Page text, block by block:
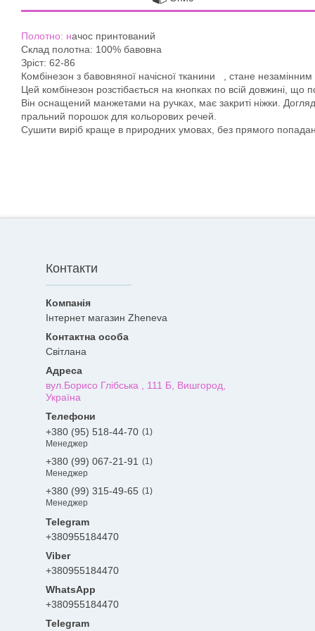
Полотно: начос принтований
Склад полотна: 100% бавовна
Зріст: 62-86
Комбінезон з бавовняної начісної тканини , стане
Цей комбінезон розстібається на кнопках по всій довжині, що
Він оснащений манжетами на ручках, має закриті ніжки.
пральний порошок для кольорових речей.
Сушити виріб краще в природних умовах, без прямого
Контакти
Інтернет магазин Zheneva
Світлана
вул.Борисо Глібська , 111 Б, Вишгород,
Україна
+380 (95) 518-44-70
1
Менеджер
+380 (99) 067-21-91
1
Менеджер
+380 (99) 315-49-65
1
Менеджер
+380955184470
+380955184470
+380955184470
Telegram